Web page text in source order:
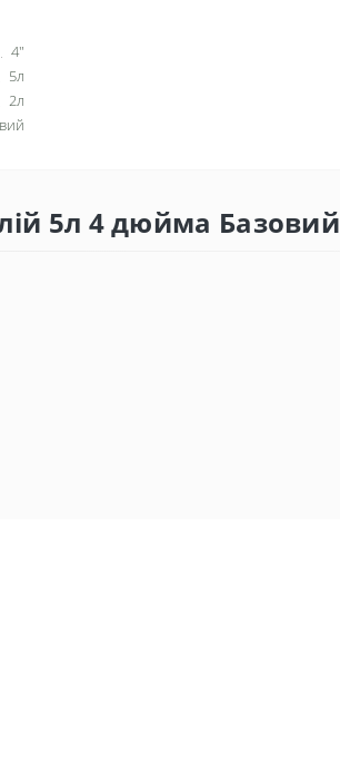
4"
5л
2л
5л 4 дюйма Базовий